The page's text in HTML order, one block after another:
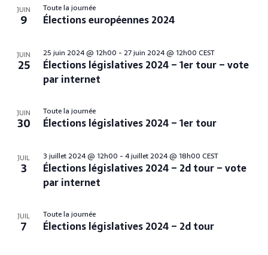
n
JUIN
9 Élections européennes 2024
Toute la journée
JUIN
25
Élections législatives 2024 – 1er tour – vote
par internet
25 juin 2024 @ 12h00 - 27 juin 2024 @ 12h00 CEST
JUIN
30 Élections législatives 2024 – 1er tour
Toute la journée
JUIL
3
Élections législatives 2024 – 2d tour – vote
par internet
3 juillet 2024 @ 12h00 - 4 juillet 2024 @ 18h00 CEST
JUIL
7 Élections législatives 2024 – 2d tour
Toute la journée